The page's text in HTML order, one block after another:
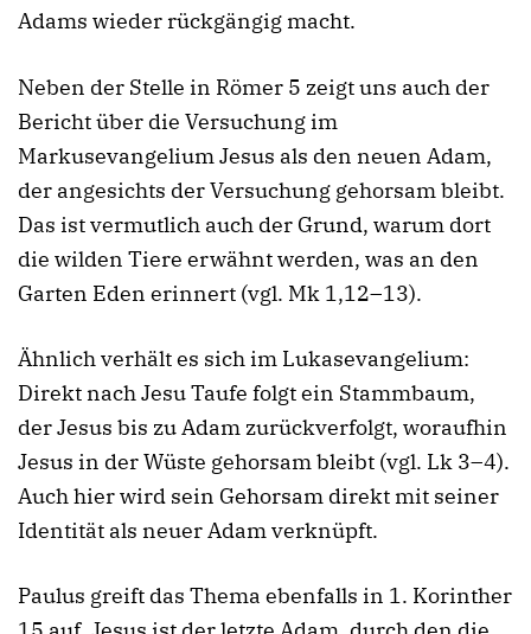
Adams wieder rückgängig macht.
Neben der Stelle in Römer 5 zeigt uns auch der
Bericht über die Versuchung im
Markusevangelium Jesus als den neuen Adam,
der angesichts der Versuchung gehorsam bleibt.
Das ist vermutlich auch der Grund, warum dort
die wilden Tiere erwähnt werden, was an den
Garten Eden erinnert (vgl. Mk 1,12–13).
Ähnlich verhält es sich im Lukasevangelium:
Direkt nach Jesu Taufe folgt ein Stammbaum,
der Jesus bis zu Adam zurückverfolgt, woraufhin
Jesus in der Wüste gehorsam bleibt (vgl. Lk 3–4).
Auch hier wird sein Gehorsam direkt mit seiner
Identität als neuer Adam verknüpft.
Paulus greift das Thema ebenfalls in 1. Korinther